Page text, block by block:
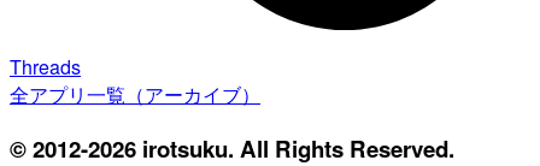
Threads
全アプリ一覧（アーカイブ）
© 2012-2026 irotsuku. All Rights Reserved.